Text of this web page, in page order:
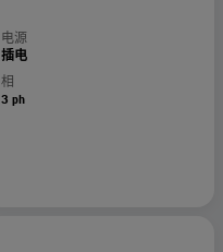
电源
插电
相
3 ph